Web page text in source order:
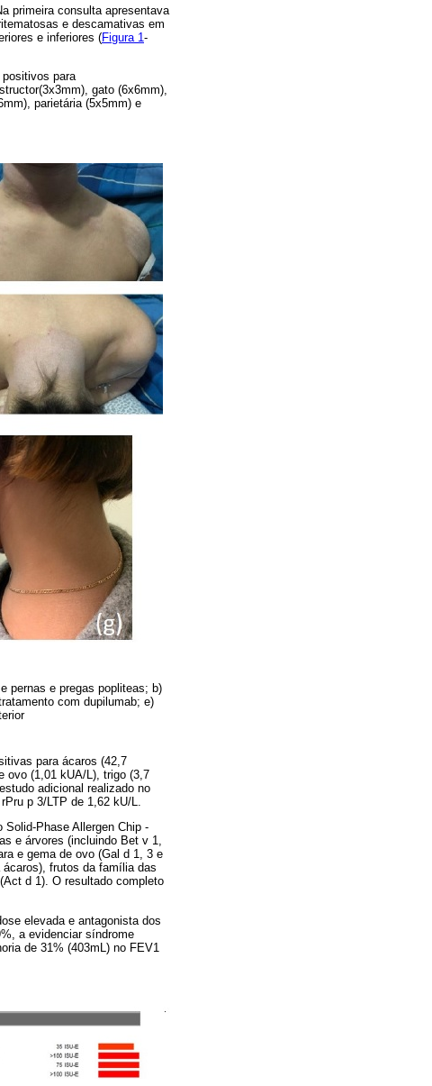
primeira consulta apresentava
e descamativas em
e inferiores (Figura 1-
para
gato (6x6mm),
parietária (5x5mm) e
pernas e pregas popliteas; b)
com dupilumab; e)
para ácaros (42,7
ovo (1,01 kUA/L), trigo (3,7
adicional realizado no
p 3/LTP de 1,62 kU/L.
Phase Allergen Chip -
e árvores (incluindo Bet v 1,
e gema de ovo (Gal d 1, 3 e
frutos da família das
d 1). O resultado completo
elevada e antagonista dos
a evidenciar síndrome
de 31% (403mL) no FEV1